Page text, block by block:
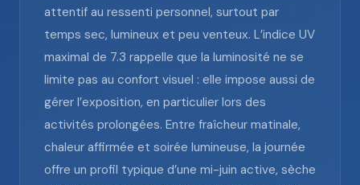
attentif au ressenti personnel, surtout par
temps sec, lumineux et peu venteux. L’indice UV
maximal de 7.3 rappelle que la luminosité ne se
limite pas au confort visuel : elle impose aussi de
gérer l’exposition, en particulier lors des
activités prolongées. Entre fraîcheur matinale,
chaleur affirmée et soirée lumineuse, la journée
offre un profil typique d’une mi-juin active, sèche